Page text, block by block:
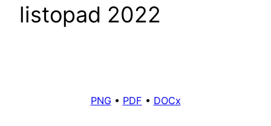
listopad 2022
PNG • PDF • DOCx